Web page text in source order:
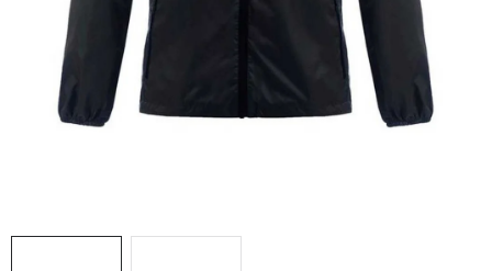
Vrátenie a výmena
Blog
Moja objednávka